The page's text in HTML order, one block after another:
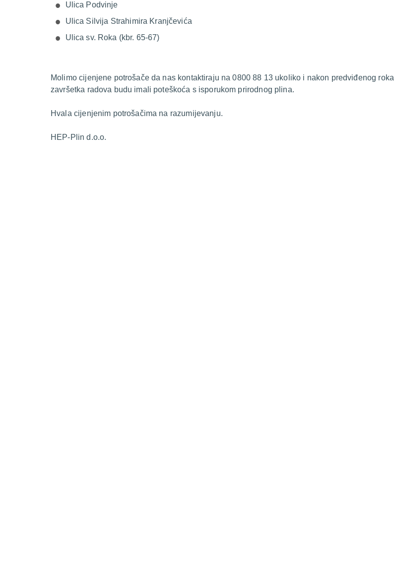
Ulica Podvinje
Ulica Silvija Strahimira Kranjčevića
Ulica sv. Roka (kbr. 65-67)
Molimo cijenjene potrošače da nas kontaktiraju na 0800 88 13 ukoliko i nakon predviđenog roka
završetka radova budu imali poteškoća s isporukom prirodnog plina.
Hvala cijenjenim potrošačima na razumijevanju.
HEP-Plin d.o.o.